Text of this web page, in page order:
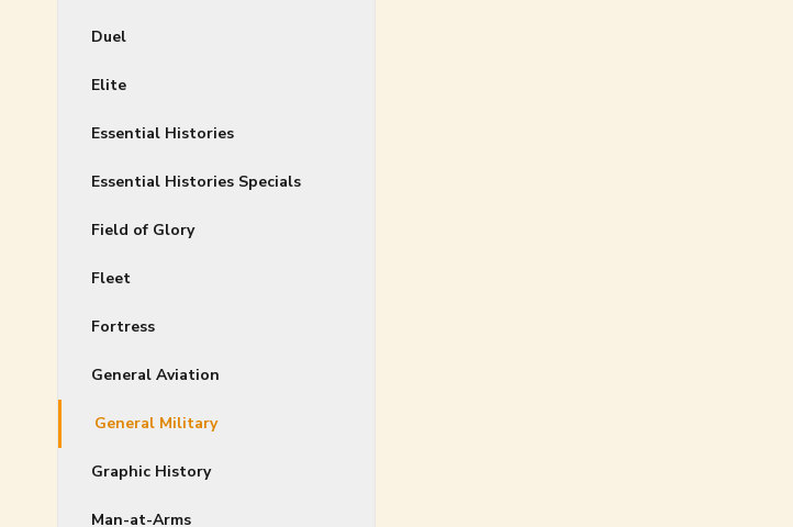
Duel
Elite
Essential Histories
Essential Histories Specials
Field of Glory
Fleet
Fortress
General Aviation
General Military
Graphic History
Man-at-Arms